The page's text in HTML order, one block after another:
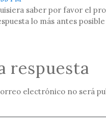
saber por favor el
lo más antes posible
respuesta
electrónico no será